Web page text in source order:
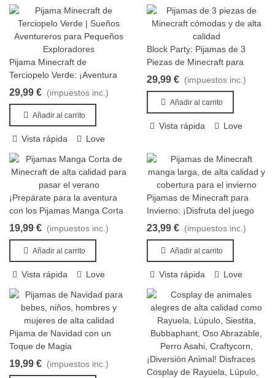
Pijama Minecraft de
Terciopelo Verde: ¡Aventura
Nocturna!
29,99 € (impuestos inc.)
Añadir al carrito
Vista rápida Love
Añadir al carrito
Block Party: Pijamas de 3
Piezas de Minecraft para
Jugadores de Todo el Mundo
29,99 € (impuestos inc.)
Añadir al carrito
Vista rápida Love
Añadir al carrito
¡Prepárate para la aventura
con los Pijamas Manga Corta
de Minecraft!
19,99 € (impuestos inc.)
Añadir al carrito
Vista rápida Love
Pijamas de Minecraft para
Invierno: ¡Disfruta del juego
en casa con estilo!
23,99 € (impuestos inc.)
Añadir al carrito
Vista rápida Love
Pijama de Navidad con un
Toque de Magia
19,99 € (impuestos inc.)
¡Diversión Animal! Disfraces
Cosplay de Rayuela, Lúpulo,